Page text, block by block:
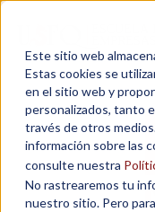
Este sitio web
Estas cookies se
en el sitio web y
personalizados, tanto
través de otros
información sobre las
consulte nuestra
No rastrearemos tu
nuestro sitio. Pero